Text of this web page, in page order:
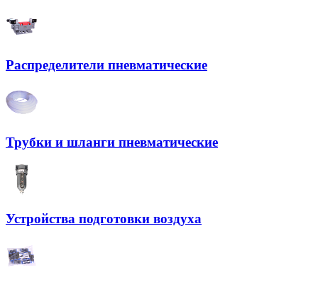
Распределители пневматические
Трубки и шланги пневматические
Устройства подготовки воздуха